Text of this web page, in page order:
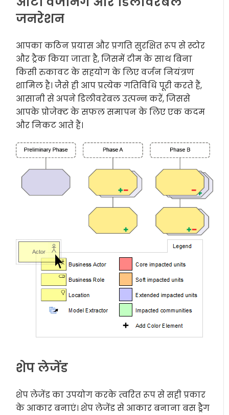
जनरेशन
आपका कठिन प्रयास और प्रगति सुरक्षित रूप से स्टोर
और ट्रैक किया जाता है, जिसमें टीम के साथ बिना
किसी रुकावट के सहयोग के लिए वर्जन नियंत्रण
शामिल है। जैसे ही आप प्रत्येक गतिविधि पूरी करते हैं,
आसानी से अपने डिलीवरेबल उत्पन्न करें, जिससे
आपके प्रोजेक्ट के सफल समापन के लिए एक कदम
और निकट आते हैं।
शेप लेजेंड
शेप लेजेंड का उपयोग करके त्वरित रूप से सही प्रकार
के आकार बनाएं। शेप लेजेंड से आकार बनाना बस ड्रैग